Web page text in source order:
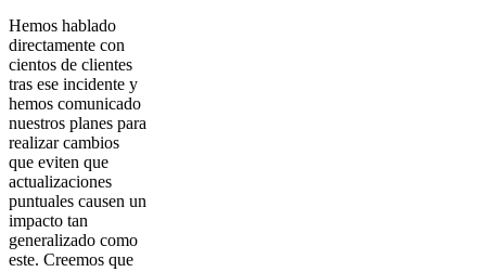
Hemos hablado
directamente con
cientos de clientes
tras ese incidente y
hemos comunicado
nuestros planes para
realizar cambios
que eviten que
actualizaciones
puntuales causen un
impacto tan
generalizado como
este. Creemos que